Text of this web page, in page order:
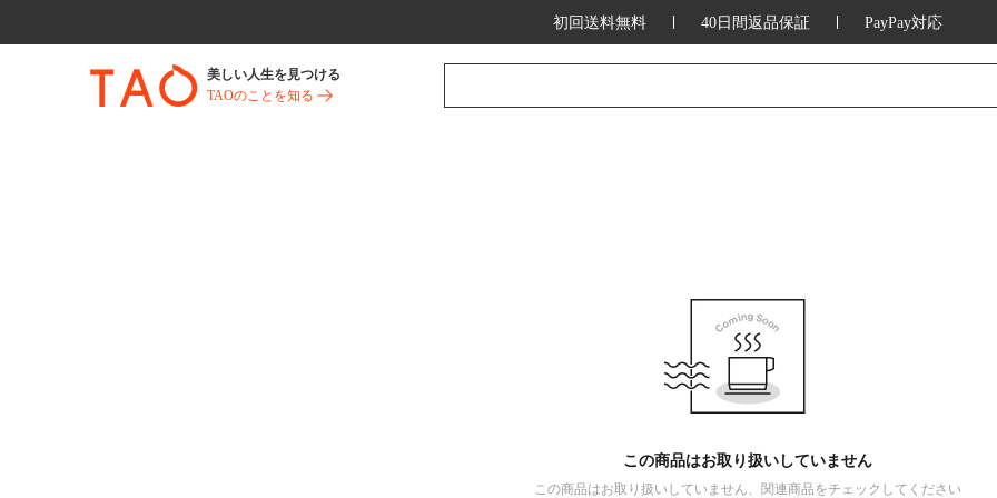
初回送料無料 40日間返品保証 PayPay対応
美しい人生を見つける
TAOのことを知る
この商品はお取り扱いしていません
この商品はお取り扱いしていません、関連商品をチェックしてください